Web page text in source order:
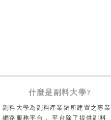
什麼是副料大學?
副料大學為副料產業鏈所建置之專業
網路服務平台， 平台除了提供副料